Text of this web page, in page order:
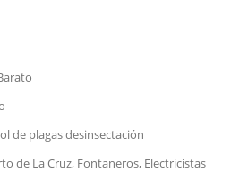
de plagas desinsectación
de La Cruz, Fontaneros, Electricistas